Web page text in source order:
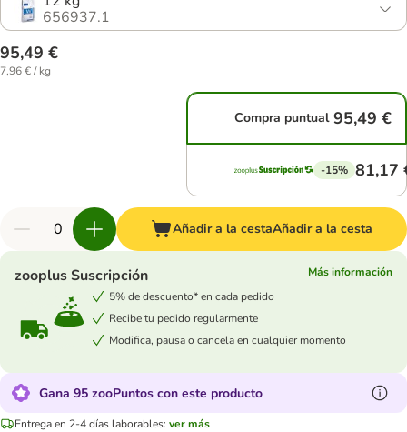
656937.1
95,49 €
7,96 € / kg
Compra puntual 95,49 €
-15% 81,17
Añadir a la cestaAñadir a la cesta
zooplus Suscripción
Más información
5% de descuento* en cada pedido
Recibe tu pedido regularmente
Modifica, pausa o cancela en cualquier momento
Gana 95 zooPuntos con este producto
Entrega en 2-4 días laborables: ver más